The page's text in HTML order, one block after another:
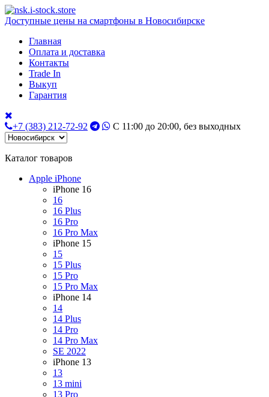
Доступные цены на смартфоны в Новосибирске
Главная
Оплата и доставка
Контакты
Trade In
Выкуп
Гарантия
+7 (383) 212-72-92 С 11:00 до 20:00, без выходных
Каталог товаров
Apple iPhone
iPhone 16
16
16 Plus
16 Pro
16 Pro Max
iPhone 15
15
15 Plus
15 Pro
15 Pro Max
iPhone 14
14
14 Plus
14 Pro
14 Pro Max
SE 2022
iPhone 13
13
13 mini
13 Pro